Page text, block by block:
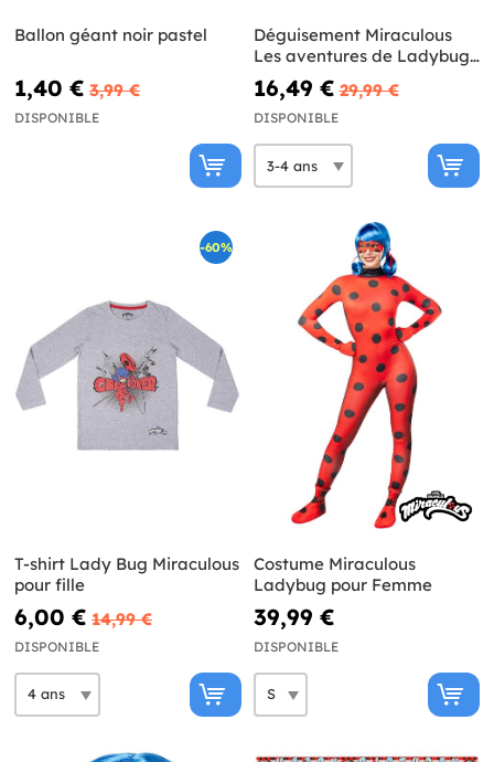
Ballon géant noir pastel
1,40 € 3,99 €
DISPONIBLE
Déguisement Miraculous
Les aventures de Ladybug
fille
16,49 € 29,99 €
DISPONIBLE
-60%
T-shirt Lady Bug Miraculous
pour fille
6,00 € 14,99 €
DISPONIBLE
Costume Miraculous
Ladybug pour Femme
39,99 €
DISPONIBLE